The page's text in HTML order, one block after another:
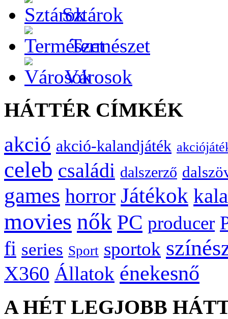
Sztárok
Természet
Városok
HÁTTÉR CÍMKÉK
akció akció-kalandjáték
celeb családi dalszerző
games horror Játékok
movies nők PC producer
fi series Sport sportok
X360 Állatok énekesnő
A HÉT LEGJOBB